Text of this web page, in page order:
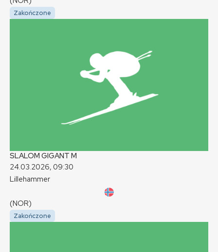
Zakończone
SLALOM GIGANT M
24.03.2026, 09:30
Lillehammer
(NOR)
Zakończone